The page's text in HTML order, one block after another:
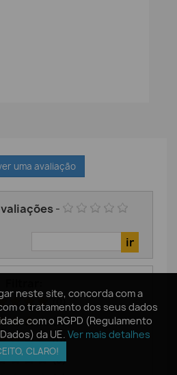
neste site, concorda com a
o tratamento dos seus dados
com o RGPD (Regulamento
da UE. Ver mais detalhes
CLARO!
uma avaliação
-
(0)
(0)
(0)
(0)
neste site, concorda com a
o tratamento dos seus dados
com o RGPD (Regulamento
da UE. Ver mais detalhes
CLARO!